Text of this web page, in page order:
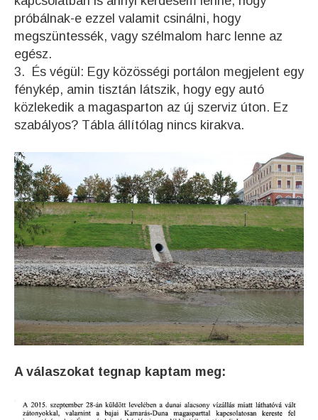
próbálnak-e ezzel valamit csinálni, hogy
megszüntessék, vagy szélmalom harc lenne az
egész.
3. És végül: Egy közösségi portálon megjelent egy
fénykép, amin tisztán látszik, hogy egy autó
közlekedik a magasparton az új szerviz úton. Ez
szabályos? Tábla állítólag nincs kirakva.
A válaszokat tegnap kaptam meg: